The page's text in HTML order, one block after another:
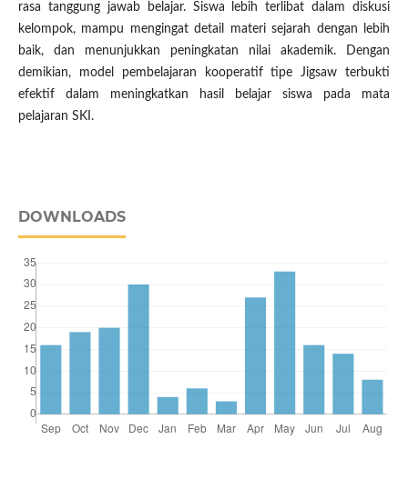
rasa tanggung jawab belajar. Siswa lebih terlibat dalam diskusi
kelompok, mampu mengingat detail materi sejarah dengan lebih
baik, dan menunjukkan peningkatan nilai akademik. Dengan
demikian, model pembelajaran kooperatif tipe Jigsaw terbukti
efektif dalam meningkatkan hasil belajar siswa pada mata
pelajaran SKI.
DOWNLOADS